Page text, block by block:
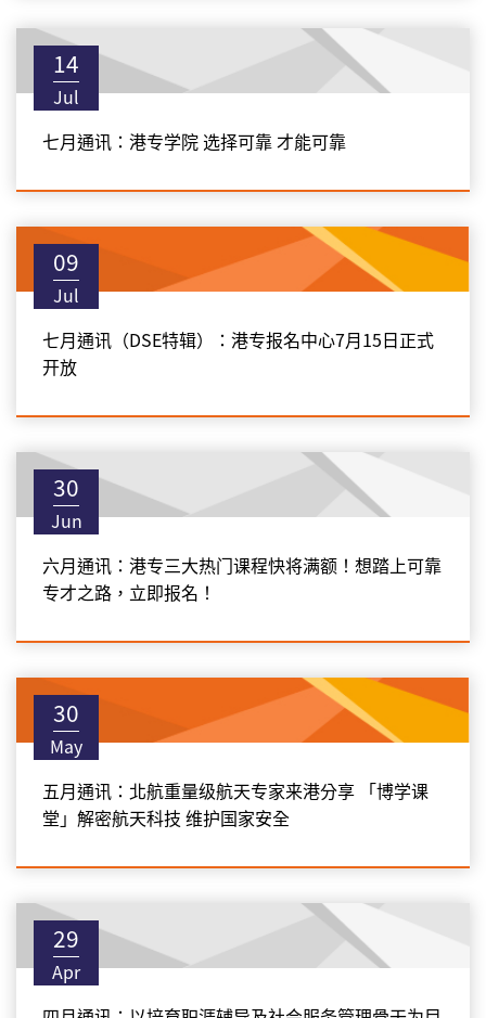
14
Jul
七月通讯：港专学院 选择可靠 才能可靠
09
Jul
七月通讯（DSE特辑）：港专报名中心7月15日正式
开放
30
Jun
六月通讯：港专三大热门课程快将满额！想踏上可靠
专才之路，立即报名！
30
May
五月通讯：北航重量级航天专家来港分享 「博学课
堂」解密航天科技 维护国家安全
29
Apr